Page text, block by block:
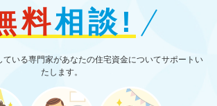
料相談!
ている専門家があなたの住宅資金についてサポートい
たします。